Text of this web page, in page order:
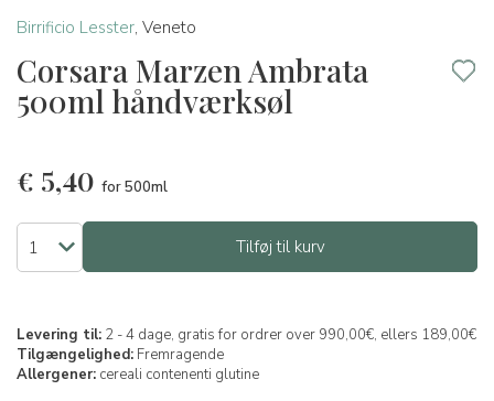
Birrificio Lesster, Veneto
Corsara Marzen Ambrata
500ml håndværksøl
€ 5,40 for 500ml
Tilføj til kurv
Levering til: 2 - 4 dage, gratis for ordrer over 990,00€, ellers 189,00€
Tilgængelighed: Fremragende
Allergener: cereali contenenti glutine